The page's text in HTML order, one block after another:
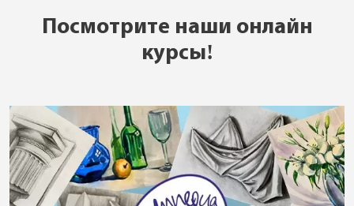
Посмотрите наши онлайн
курсы!